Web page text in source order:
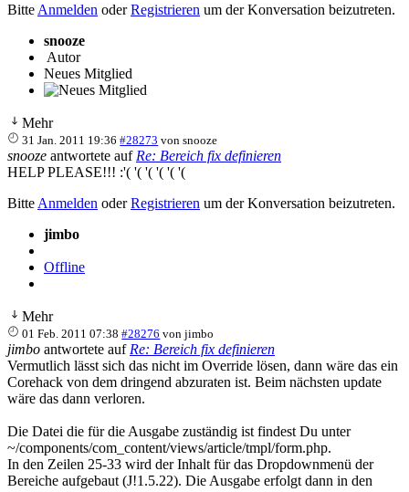
Bitte Anmelden oderRegistrieren um der Konversation beizutreten.
snooze
Autor
Neues Mitglied
Mehr
31 Jan. 2011 19:36 #28273 vonsnooze
snooze antwortete auf Re: Bereich fix definieren
HELP PLEASE!!! :'( '( '( '( '( '(
Bitte Anmelden oderRegistrieren um der Konversation beizutreten.
jimbo
Offline
Mehr
01 Feb. 2011 07:38 #28276 vonjimbo
jimbo antwortete auf Re: Bereich fix definieren
Vermutlich lässt sich das nicht im Override lösen, dann wäre das ein
Corehack von dem dringend abzuraten ist. Beim nächsten update
wäre das dann verloren.
Die Datei die für die Ausgabe zuständig ist findest Du unter
~/components/com_content/views/article/tmpl/form.php.
In den Zeilen 25-33 wird der Inhalt für das Dropdownmenü der
Bereiche aufgebaut (J!1.5.22). Die Ausgabe erfolgt dann in den